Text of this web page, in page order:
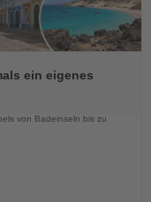
ein eigenes
von Badeinseln bis zu